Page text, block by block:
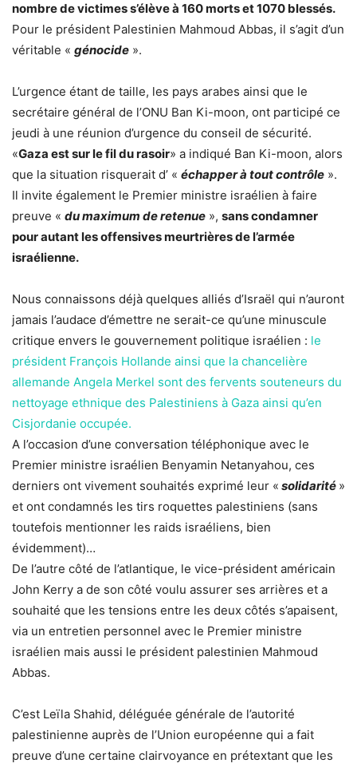
nombre de victimes s’élève à 160 morts et 1070 blessés.
Pour le président Palestinien Mahmoud Abbas, il s’agit d’un
véritable « génocide ».
L’urgence étant de taille, les pays arabes ainsi que le
secrétaire général de l’ONU Ban Ki-moon, ont participé ce
jeudi à une réunion d’urgence du conseil de sécurité.
«Gaza est sur le fil du rasoir» a indiqué Ban Ki-moon, alors
que la situation risquerait d’ « échapper à tout contrôle ».
Il invite également le Premier ministre israélien à faire
preuve « du maximum de retenue », sans condamner
pour autant les offensives meurtrières de l’armée
israélienne.
Nous connaissons déjà quelques alliés d’Israël qui n’auront
jamais l’audace d’émettre ne serait-ce qu’une minuscule
critique envers le gouvernement politique israélien : le
président François Hollande ainsi que la chancelière
allemande Angela Merkel sont des fervents souteneurs du
nettoyage ethnique des Palestiniens à Gaza ainsi qu’en
Cisjordanie occupée.
A l’occasion d’une conversation téléphonique avec le
Premier ministre israélien Benyamin Netanyahou, ces
derniers ont vivement souhaités exprimé leur « solidarité »
et ont condamnés les tirs roquettes palestiniens (sans
toutefois mentionner les raids israéliens, bien
évidemment)…
De l’autre côté de l’atlantique, le vice-président américain
John Kerry a de son côté voulu assurer ses arrières et a
souhaité que les tensions entre les deux côtés s’apaisent,
via un entretien personnel avec le Premier ministre
israélien mais aussi le président palestinien Mahmoud
Abbas.
C’est Leïla Shahid, déléguée générale de l’autorité
palestinienne auprès de l’Union européenne qui a fait
preuve d’une certaine clairvoyance en prétextant que les